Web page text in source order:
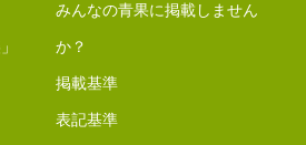
みんなの青果に掲載しません
か？
掲載基準
表記基準